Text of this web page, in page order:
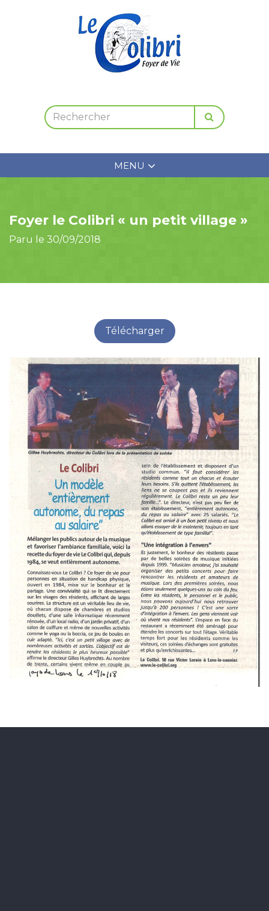
MENU
Foyer le Colibri « un petit village »
Paru le 30/09/2018
Télécharger